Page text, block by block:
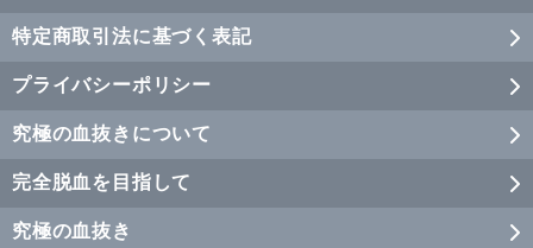
特定商取引法に基づく表記
プライバシーポリシー
究極の血抜きについて
完全脱血を目指して
究極の血抜き